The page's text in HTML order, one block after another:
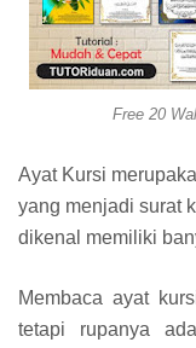
Free 20
Ayat Kursi
yang menjadi surat
dikenal memiliki
Membaca ayat
tetapi rupanya